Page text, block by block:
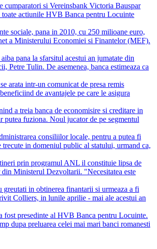
cumparatori si Vereinsbank Victoria Bauspar
actiunile HVB Banca pentru Locuinte
sociale, pana in 2010, cu 250 milioane euro,
a Ministerului Economiei si Finantelor (MEF).
pana la sfarsitul acestui an jumatate din
Petre Tulin. De asemenea, banca estimeaza ca
arata intr-un comunicat de presa remis
de avantajele pe care le asigura
a treia banca de economisire si creditare in
fuziona. Noul jucator de pe segmentul
consiliilor locale, pentru a putea fi
in domeniul public al statului, urmand ca,
prin programul ANL il constituie lipsa de
Ministerul Dezvoltarii. "Necesitatea este
in obtinerea finantarii si urmeaza a fi
Colliers, in lunile aprilie - mai ale acestui an
presedinte al HVB Banca pentru Locuinte.
dupa preluarea celei mai mari banci romanesti